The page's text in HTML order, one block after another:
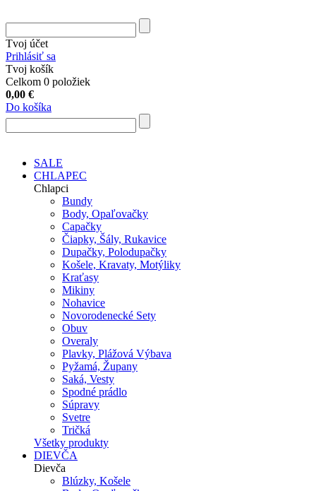
Tvoj účet
Prihlásiť sa
Tvoj košík
Celkom 0 položiek
0,00 €
Do košíka
SALE
CHLAPEC
Chlapci
Bundy
Body, Opaľovačky
Capačky
Čiapky, Šály, Rukavice
Dupačky, Polodupačky
Košele, Kravaty, Motýliky
Kraťasy
Mikiny
Nohavice
Novorodenecké Sety
Obuv
Overaly
Plavky, Plážová Výbava
Pyžamá, Župany
Saká, Vesty
Spodné prádlo
Súpravy
Svetre
Tričká
Všetky produkty
DIEVČA
Dievča
Blúzky, Košele